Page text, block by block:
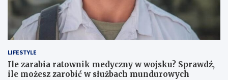
LIFESTYLE
Ile zarabia ratownik medyczny w wojsku? Sprawdź,
ile możesz zarobić w służbach mundurowych